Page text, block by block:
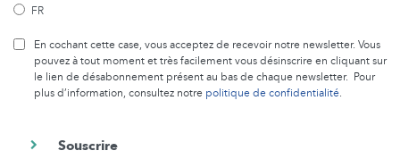
FR
En cochant cette case, vous acceptez de recevoir notre newsletter. Vous
pouvez à tout moment et très facilement vous désinscrire en cliquant sur
le lien de désabonnement présent au bas de chaque newsletter. Pour
plus d’information, consultez notre politique de confidentialité.